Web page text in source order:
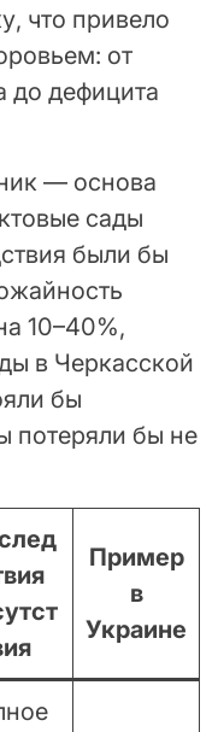
что привело
от
до дефицита
— основа
сады
были бы
10–40%,
в Черкасской
бы
потеряли бы не
Пример
в
Украине